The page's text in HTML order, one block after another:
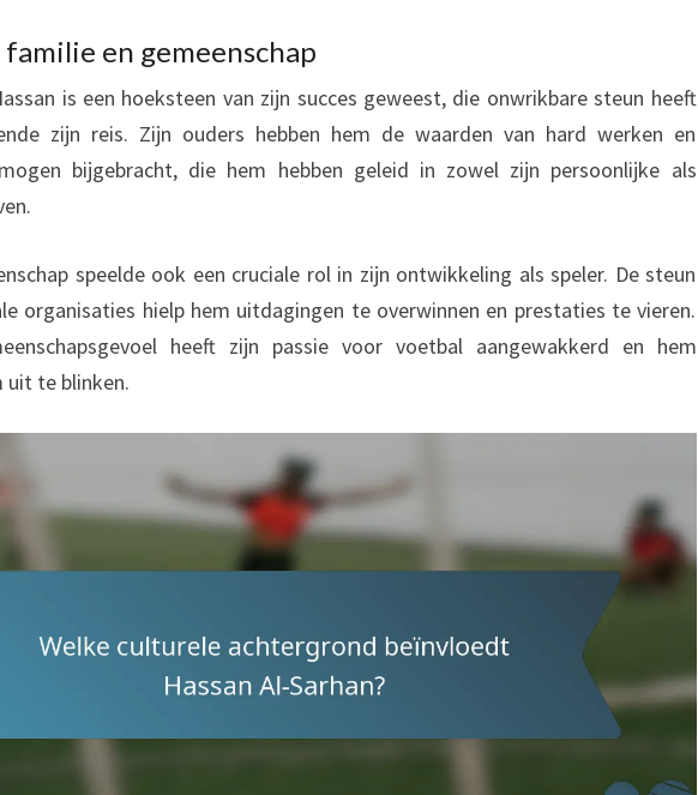
en gemeenschap
is een hoeksteen van zijn succes geweest, die onwrikbare steun heeft
zijn reis. Zijn ouders hebben hem de waarden van hard werken en
bijgebracht, die hem hebben geleid in zowel zijn persoonlijke als
speelde ook een cruciale rol in zijn ontwikkeling als speler. De steun
organisaties hielp hem uitdagingen te overwinnen en prestaties te vieren.
heeft zijn passie voor voetbal aangewakkerd en hem
te blinken.